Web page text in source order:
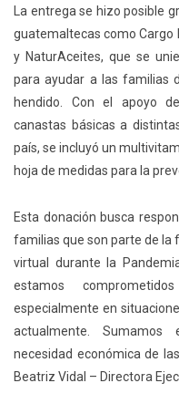
La entrega se hizo posible
guatemaltecas como Cargo
y NaturAceites, que se
para ayudar a las familias
hendido. Con el apoyo
canastas básicas a
país, se incluyó un
hoja de medidas para la
Esta donación busca
familias que son parte de la
virtual durante la
estamos
especialmente en
actualmente.
necesidad económica de
Beatriz Vidal – Directora